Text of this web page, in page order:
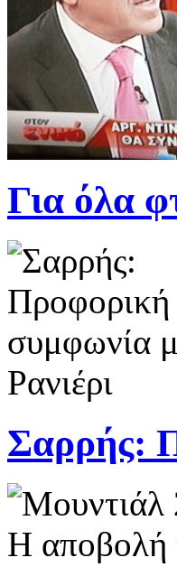
Για όλα
Σαρρής: